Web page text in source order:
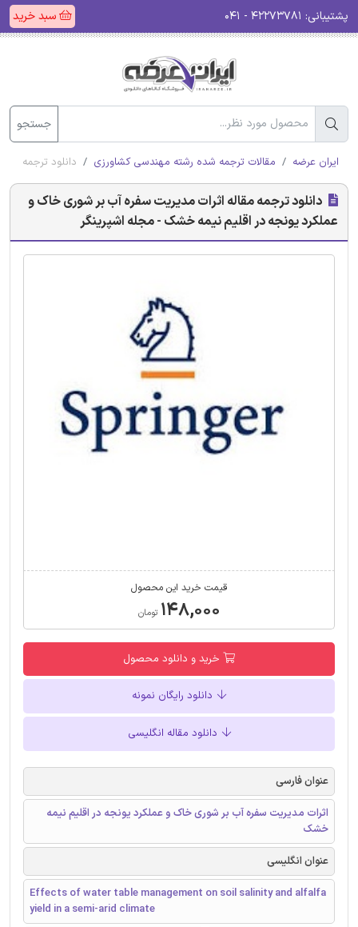
پشتیبانی: سبد خرید
جستجو
ایران عرضه مقالات ترجمه شده رشته مهندسی کشاورزی دانلود ترجمه
دانلود ترجمه مقاله اثرات مدیریت سفره آب بر شوری خاک و
عملکرد یونجه در اقلیم نیمه خشک - مجله اشپرینگر
قیمت خرید این محصول
۱۴۸,۰۰۰ تومان
خرید و دانلود محصول
دانلود رایگان نمونه
دانلود مقاله انگلیسی
عنوان فارسی
اثرات مدیریت سفره آب بر شوری خاک و عملکرد یونجه در اقلیم نیمه
خشک
عنوان انگلیسی
Effects of water table management on soil salinity and alfalfa
yield in a semi-arid climate